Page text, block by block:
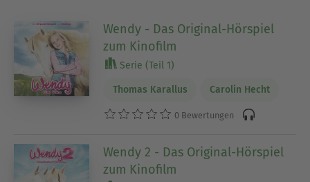
Wendy - Das Original-Hörspiel
zum Kinofilm
Serie (Teil 1)
Thomas Karallus Carolin Hecht
0 Bewertungen
Wendy 2 - Das Original-Hörspiel
zum Kinofilm